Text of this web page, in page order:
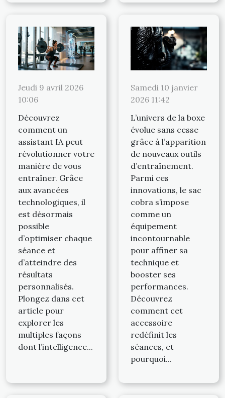
Jeudi 9 avril 2026
10:06
Découvrez
comment un
assistant IA peut
révolutionner votre
manière de vous
entraîner. Grâce
aux avancées
technologiques, il
est désormais
possible
d’optimiser chaque
séance et
d’atteindre des
résultats
personnalisés.
Plongez dans cet
article pour
explorer les
multiples façons
dont l’intelligence...
Samedi 10 janvier
2026 11:42
L’univers de la boxe
évolue sans cesse
grâce à l’apparition
de nouveaux outils
d’entraînement.
Parmi ces
innovations, le sac
cobra s’impose
comme un
équipement
incontournable
pour affiner sa
technique et
booster ses
performances.
Découvrez
comment cet
accessoire
redéfinit les
séances, et
pourquoi...